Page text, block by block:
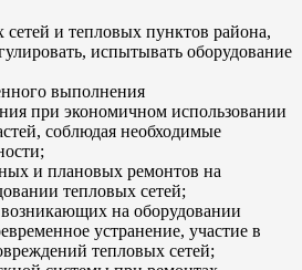
сетей и тепловых пунктов района,
испытывать оборудование
выполнения
при экономичном использовании
соблюдая необходимые
и плановых ремонтов на
тепловых сетей;
на оборудовании
устранение, участие в
тепловых сетей;